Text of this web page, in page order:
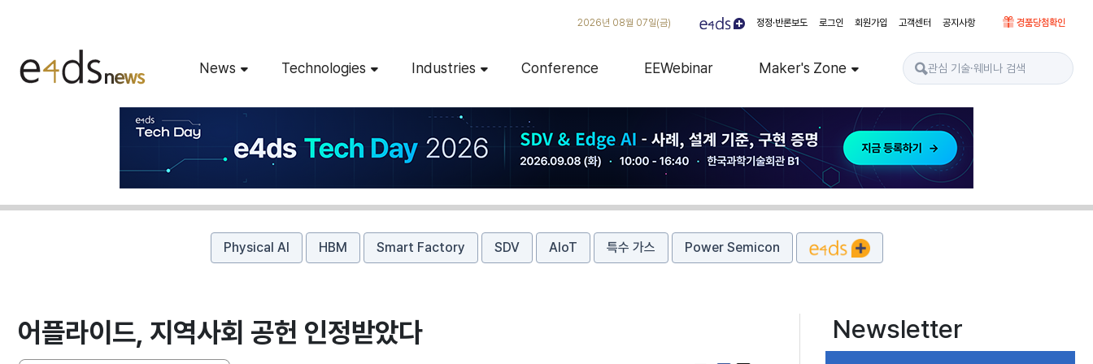
2026년 08월 07일(금) 정정·반론보도 로그인 회원가입 고객센터 공지사항 경품당첨확인
News Technologies Industries Conference EEWebinar Maker's Zone
Physical AI HBM Smart Factory SDV AIoT 특수 가스 Power Semicon
어플라이드, 지역사회 공헌 인정받았다 Newsletter